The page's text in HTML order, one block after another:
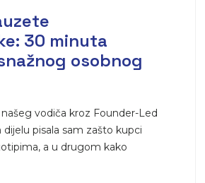
30 minuta
osobnog
vodiča kroz Founder-Led
pisala sam zašto kupci
a u drugom kako